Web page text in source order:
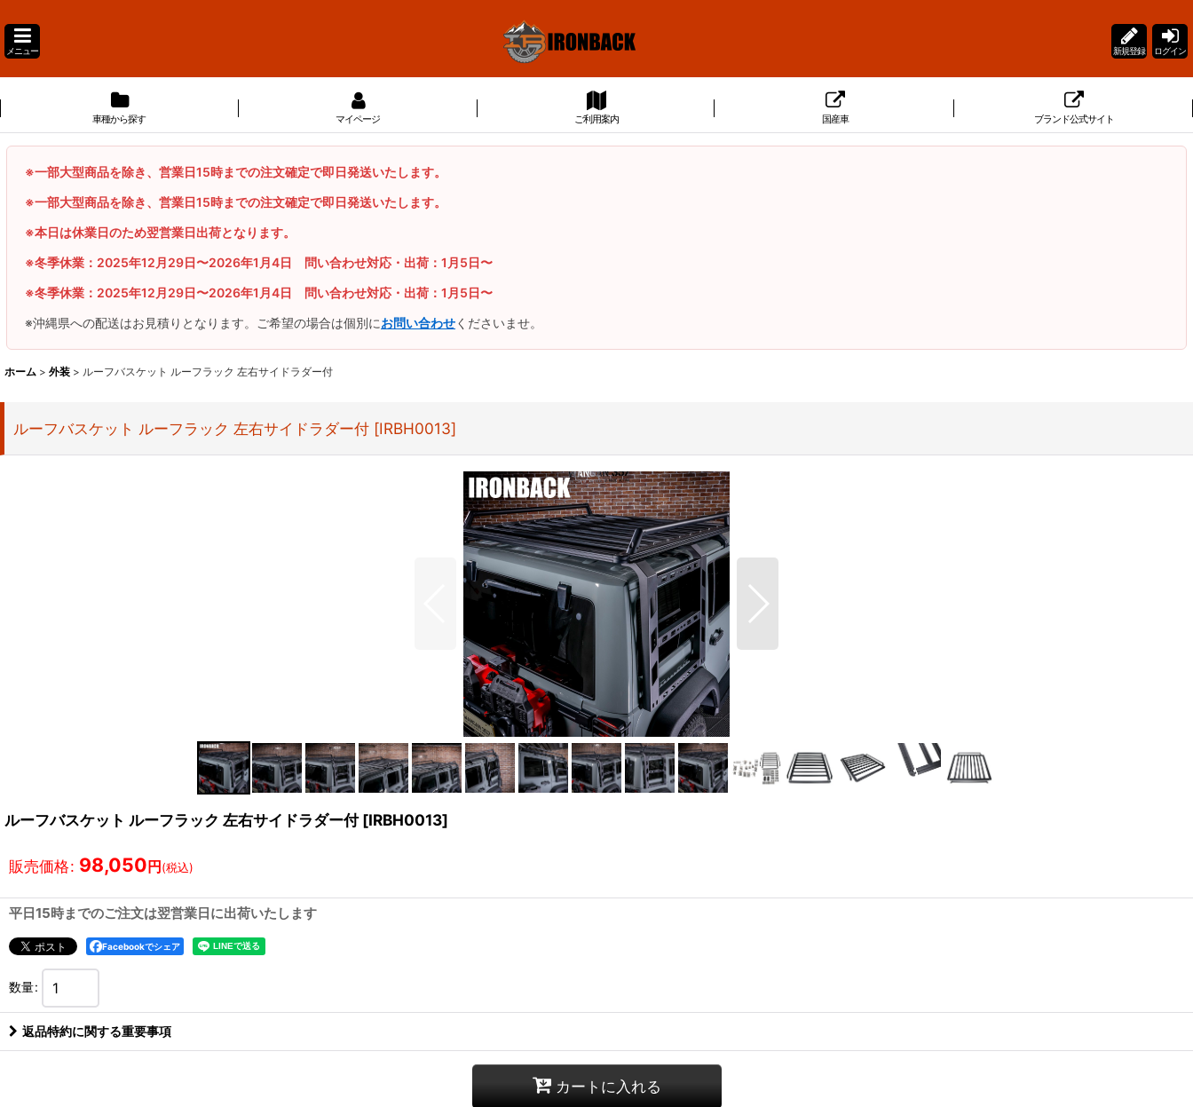
メニュー 新規登録 ログイン
車種から探す マイページ ご利用案内 国産車 ブランド公式サイト
※一部大型商品を除き、営業日15時までの注文確定で即日発送いたします。
※一部大型商品を除き、営業日15時までの注文確定で即日発送いたします。
※本日は休業日のため翌営業日出荷となります。
※冬季休業：2025年12月29日〜2026年1月4日 問い合わせ対応・出荷：1月5日〜
※冬季休業：2025年12月29日〜2026年1月4日 問い合わせ対応・出荷：1月5日〜
※沖縄県への配送はお見積りとなります。ご希望の場合は個別にお問い合わせくださいませ。
ホーム > 外装 > ルーフバスケット ルーフラック 左右サイドラダー付
ルーフバスケット ルーフラック 左右サイドラダー付 [IRBH0013]
ルーフバスケット ルーフラック 左右サイドラダー付 [IRBH0013]
販売価格: 98,050円(税込)
平日15時までのご注文は翌営業日に出荷いたします
Facebookでシェア
数量:
返品特約に関する重要事項
カートに入れる